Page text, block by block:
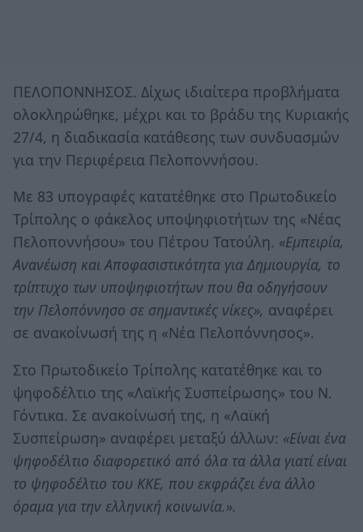
ΠΕΛΟΠΟΝΝΗΣΟΣ. Δίχως ιδιαίτερα προβλήματα
ολοκληρώθηκε, μέχρι και το βράδυ της Κυριακής
27/4, η διαδικασία κατάθεσης των συνδυασμών
για την Περιφέρεια Πελοποννήσου.
Με 83 υπογραφές κατατέθηκε στο Πρωτοδικείο
Τρίπολης ο φάκελος υποψηφιοτήτων της «Νέας
Πελοποννήσου» του Πέτρου Τατούλη. «Εμπειρία,
Ανανέωση και Αποφασιστικότητα για Δημιουργία, το
τρίπτυχο των υποψηφιοτήτων που θα οδηγήσουν
την Πελοπόννησο σε σημαντικές νίκες», αναφέρει
σε ανακοίνωσή της η «Νέα Πελοπόννησος».
Στο Πρωτοδικείο Τρίπολης κατατέθηκε και το
ψηφοδέλτιο της «Λαϊκής Συσπείρωσης» του Ν.
Γόντικα. Σε ανακοίνωσή της, η «Λαϊκή
Συσπείρωση» αναφέρει μεταξύ άλλων: «Είναι ένα
ψηφοδέλτιο διαφορετικό από όλα τα άλλα γιατί είναι
το ψηφοδέλτιο του ΚΚΕ, που εκφράζει ένα άλλο
όραμα για την ελληνική κοινωνία.».